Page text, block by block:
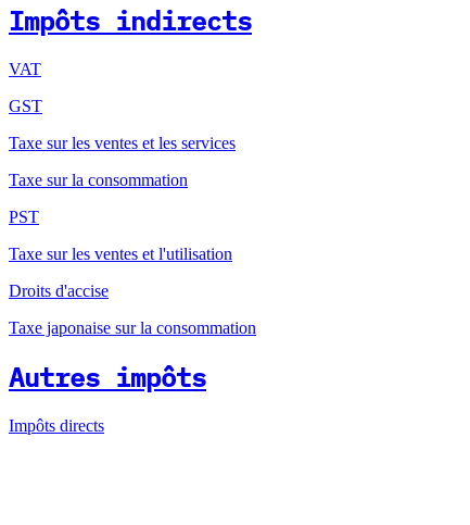
Impôts indirects
VAT
GST
Taxe sur les ventes et les services
Taxe sur la consommation
PST
Taxe sur les ventes et l'utilisation
Droits d'accise
Taxe japonaise sur la consommation
Autres impôts
Impôts directs